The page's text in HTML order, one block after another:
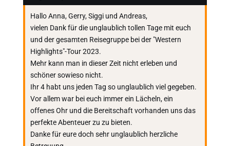
Hallo Anna, Gerry, Siggi und Andreas,
vielen Dank für die unglaublich tollen Tage mit euch
und der gesamten Reisegruppe bei der "Western
Highlights"-Tour 2023.
Mehr kann man in dieser Zeit nicht erleben und
schöner sowieso nicht.
Ihr 4 habt uns jeden Tag so unglaublich viel gegeben.
Vor allem war bei euch immer ein Lächeln, ein
offenes Ohr und die Bereitschaft vorhanden uns das
perfekte Abenteuer zu zu bieten.
Danke für eure doch sehr unglaublich herzliche